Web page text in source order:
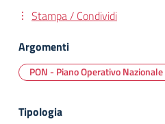
Stampa / Condividi
Argomenti
PON - Piano Operativo Nazionale
Tipologia